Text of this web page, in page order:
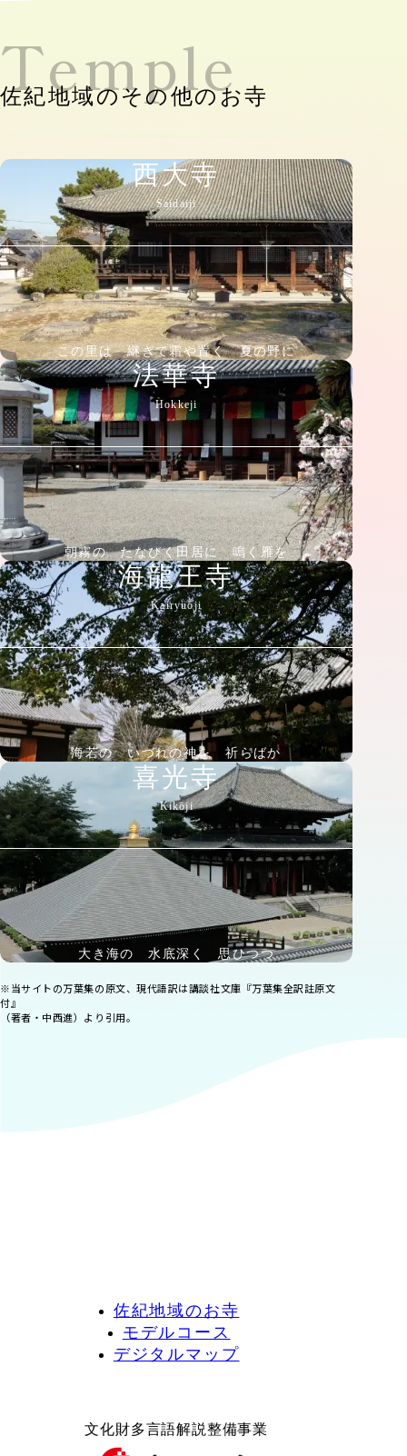
佐紀地域のその他のお寺
Temple
西大寺
Saidaiji
この里は 継ぎて霜や置く 夏の野に
法華寺
Hokkeji
朝霧の たなびく田居に 鳴く雁を
海龍王寺
Kairyuoji
海若の いづれの神を 祈らばか
喜光寺
Kikōji
大き海の 水底深く 思ひつつ
※当サイトの万葉集の原文、現代語訳は講談社文庫『万葉集全訳註原文
付』
（著者・中西進）より引用。
佐紀地域のお寺
モデルコース
デジタルマップ
文化財多言語解説整備事業